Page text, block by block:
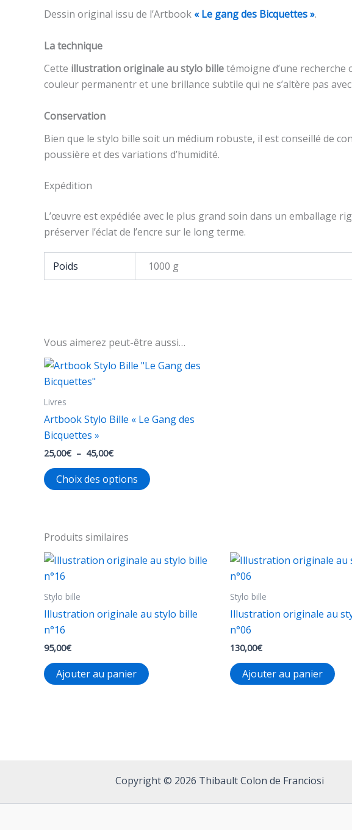
Dessin original issu de l’Artbook « Le gang des Bicquettes ».
La technique
Cette illustration originale au stylo billetémoigne d’une
couleur permanentr et une brillance subtile qui ne s’altère pas
Conservation
Bien que le stylo bille soit un médium robuste, il est conseillé de
poussière et des variations d’humidité.
Expédition
L’œuvre est expédiée avec le plus grand soin dans un emballage
préserver l’éclat de l’encre sur le long terme.
Poids 1000 g
Vous aimerez peut-être aussi…
Livres
Artbook Stylo Bille « Le Gang des
Bicquettes »
25,00€ – 45,00€Plage
prix :
25,00€
Choix des options
produit
options
choisies
Produits similaires
Stylo bille
Illustration originale au stylo bille
n°16
95,00€
Ajouter au panier
Stylo bille
Illustration originale au
n°06
130,00€
Ajouter au panier
Copyright © 2026 Thibault Colon de Franciosi